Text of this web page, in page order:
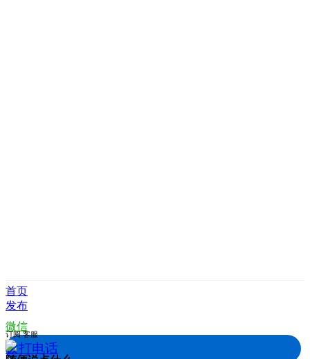
首页
发布
微信
拨打电话
订阅 客服